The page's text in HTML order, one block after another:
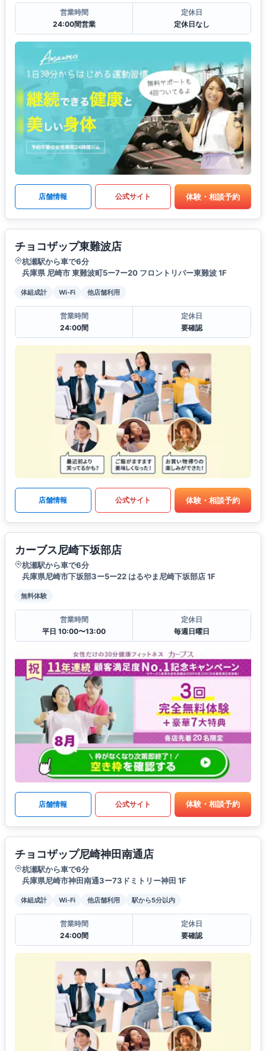
営業時間
24:00間営業
定休日
定休日なし
店舗情報 公式サイト 体験・相談予約
チョコザップ東難波店
杭瀬駅から車で6分
兵庫県 尼崎市 東難波町5ー7ー20 フロントリバー東難波 1F
体組成計 Wi-Fi 他店舗利用
営業時間
24:00間
定休日
要確認
店舗情報 公式サイト 体験・相談予約
カーブス尼崎下坂部店
杭瀬駅から車で6分
兵庫県尼崎市下坂部3ー5ー22 はるやま尼崎下坂部店 1F
無料体験
営業時間
平日 10:00〜13:00
定休日
毎週日曜日
店舗情報 公式サイト 体験・相談予約
チョコザップ尼崎神田南通店
杭瀬駅から車で6分
兵庫県尼崎市神田南通3ー73ドミトリー神田 1F
体組成計 Wi-Fi 他店舗利用 駅から5分以内
営業時間
24:00間
定休日
要確認